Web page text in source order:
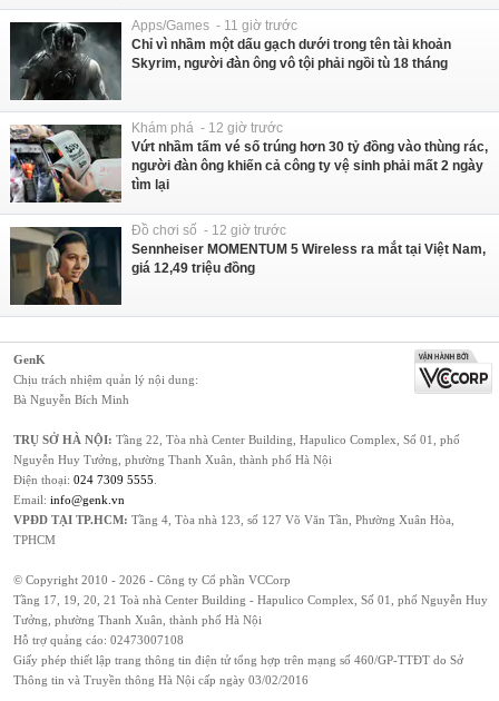
Apps/Games - 11 giờ trước
Chỉ vì nhầm một dấu gạch dưới trong tên tài khoản
Skyrim, người đàn ông vô tội phải ngồi tù 18 tháng
Khám phá - 12 giờ trước
Vứt nhầm tấm vé số trúng hơn 30 tỷ đồng vào thùng rác,
người đàn ông khiến cả công ty vệ sinh phải mất 2 ngày
tìm lại
Đồ chơi số - 12 giờ trước
Sennheiser MOMENTUM 5 Wireless ra mắt tại Việt Nam,
giá 12,49 triệu đồng
GenK
Chịu trách nhiệm quản lý nội dung:
Bà Nguyễn Bích Minh
TRỤ SỞ HÀ NỘI: Tầng 22, Tòa nhà Center Building, Hapulico Complex, Số 01, phố
Nguyễn Huy Tưởng, phường Thanh Xuân, thành phố Hà Nội
Điện thoại: 024 7309 5555
Email: info@genk.vn
VPĐD TẠI TP.HCM: Tầng 4, Tòa nhà 123, số 127 Võ Văn Tần, Phường Xuân Hòa,
TPHCM
© Copyright 2010 - 2026 - Công ty Cổ phần VCCorp
Tầng 17, 19, 20, 21 Toà nhà Center Building - Hapulico Complex, Số 01, phố Nguyễn Huy
Tưởng, phường Thanh Xuân, thành phố Hà Nội
Hỗ trợ quảng cáo: 02473007108
Giấy phép thiết lập trang thông tin điện tử tổng hợp trên mạng số 460/GP-TTĐT do Sở
Thông tin và Truyền thông Hà Nội cấp ngày 03/02/2016